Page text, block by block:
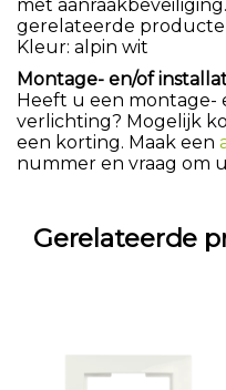
met
gerelateerde
Kleur: alpin wit
Montage- en/of
Heeft u een montage-
verlichting? Mogelijk
een korting. Maak een
nummer en vraag om
Gerelateerde